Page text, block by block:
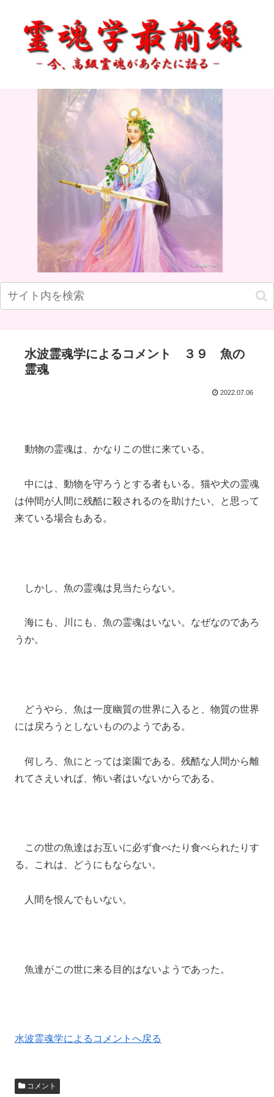
水波霊魂学によるコメント ３９ 魚の
霊魂
2022.07.06
動物の霊魂は、かなりこの世に来ている。
中には、動物を守ろうとする者もいる。猫や犬の霊魂
は仲間が人間に残酷に殺されるのを助けたい、と思って
来ている場合もある。
しかし、魚の霊魂は見当たらない。
海にも、川にも、魚の霊魂はいない。なぜなのであろ
うか。
どうやら、魚は一度幽質の世界に入ると、物質の世界
には戻ろうとしないもののようである。
何しろ、魚にとっては楽園である。残酷な人間から離
れてさえいれば、怖い者はいないからである。
この世の魚達はお互いに必ず食べたり食べられたりす
る。これは、どうにもならない。
人間を恨んでもいない。
魚達がこの世に来る目的はないようであった。
水波霊魂学によるコメントへ戻る
コメント